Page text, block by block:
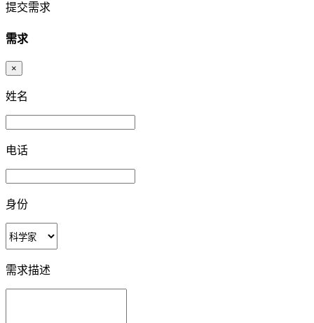
提交需求
需求
×
姓名
电话
身份
需求描述